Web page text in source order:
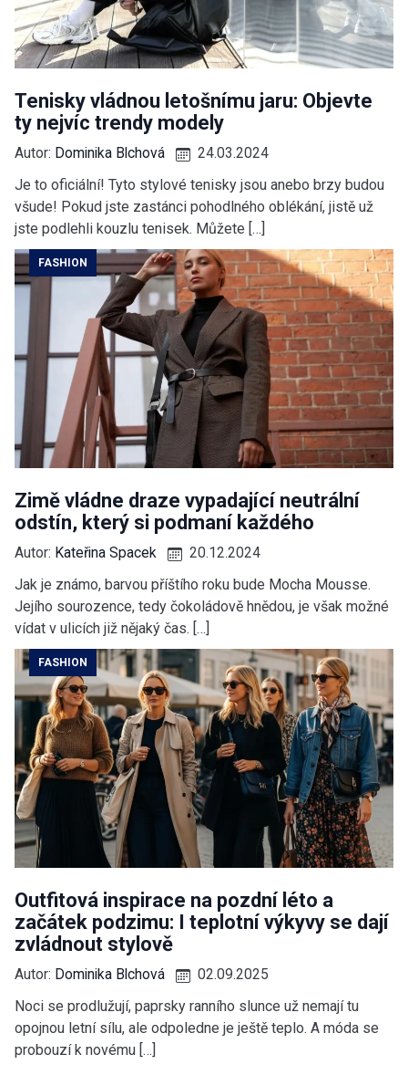
Tenisky vládnou letošnímu jaru: Objevte
ty nejvíc trendy modely
Autor: Dominika Blchová
24.03.2024
Je to oficiální! Tyto stylové tenisky jsou anebo brzy budou
všude! Pokud jste zastánci pohodlného oblékání, jistě už
jste podlehli kouzlu tenisek. Můžete […]
FASHION
Zimě vládne draze vypadající neutrální
odstín, který si podmaní každého
Autor: Kateřina Spacek
20.12.2024
Jak je známo, barvou příštího roku bude Mocha Mousse.
Jejího sourozence, tedy čokoládově hnědou, je však možné
vídat v ulicích již nějaký čas. […]
FASHION
Outfitová inspirace na pozdní léto a
začátek podzimu: I teplotní výkyvy se dají
zvládnout stylově
Autor: Dominika Blchová
02.09.2025
Noci se prodlužují, paprsky ranního slunce už nemají tu
opojnou letní sílu, ale odpoledne je ještě teplo. A móda se
probouzí k novému […]